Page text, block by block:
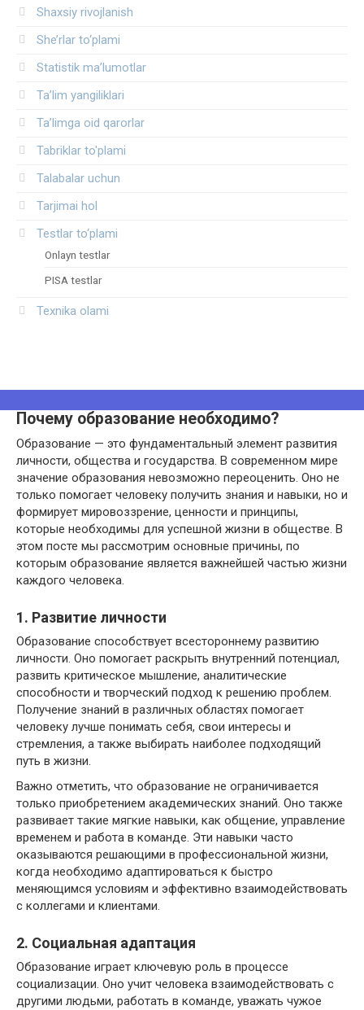
Shaxsiy rivojlanish
She’rlar to‘plami
Statistik ma’lumotlar
Ta’lim yangiliklari
Ta’limga oid qarorlar
Tabriklar to'plami
Talabalar uchun
Tarjimai hol
Testlar to‘plami
Onlayn testlar
PISA testlar
Texnika olami
Почему образование необходимо?
Образование — это фундаментальный элемент развития
личности, общества и государства. В современном мире
значение образования невозможно переоценить. Оно не
только помогает человеку получить знания и навыки, но и
формирует мировоззрение, ценности и принципы,
которые необходимы для успешной жизни в обществе. В
этом посте мы рассмотрим основные причины, по
которым образование является важнейшей частью жизни
каждого человека.
1. Развитие личности
Образование способствует всестороннему развитию
личности. Оно помогает раскрыть внутренний потенциал,
развить критическое мышление, аналитические
способности и творческий подход к решению проблем.
Получение знаний в различных областях помогает
человеку лучше понимать себя, свои интересы и
стремления, а также выбирать наиболее подходящий
путь в жизни.
Важно отметить, что образование не ограничивается
только приобретением академических знаний. Оно также
развивает такие мягкие навыки, как общение, управление
временем и работа в команде. Эти навыки часто
оказываются решающими в профессиональной жизни,
когда необходимо адаптироваться к быстро
меняющимся условиям и эффективно взаимодействовать
с коллегами и клиентами.
2. Социальная адаптация
Образование играет ключевую роль в процессе
социализации. Оно учит человека взаимодействовать с
другими людьми, работать в команде, уважать чужое